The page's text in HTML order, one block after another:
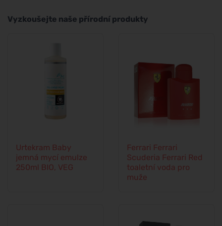
Vyzkoušejte naše přírodní produkty
Urtekram Baby
jemná mycí emulze
250ml BIO, VEG
Ferrari Ferrari
Scuderia Ferrari Red
toaletní voda pro
muže